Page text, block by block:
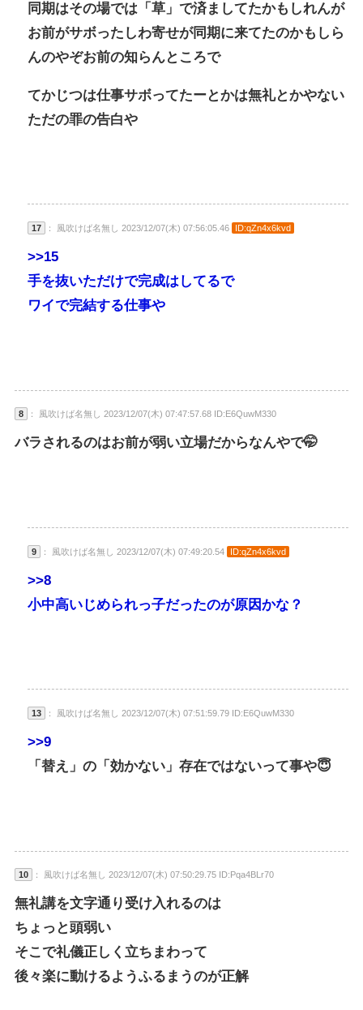
同期はその場では「草」で済ましてたかもしれんが
お前がサボったしわ寄せが同期に来てたのかもしら
んのやぞお前の知らんところで
てかじつは仕事サボってたーとかは無礼とかやない
ただの罪の告白や
17 ： 風吹けば名無し 2023/12/07(木) 07:56:05.46 ID:qZn4x6kvd
>>15
手を抜いただけで完成はしてるで
ワイで完結する仕事や
8 ： 風吹けば名無し 2023/12/07(木) 07:47:57.68 ID:E6QuwM330
バラされるのはお前が弱い立場だからなんやで🤭
9 ： 風吹けば名無し 2023/12/07(木) 07:49:20.54 ID:qZn4x6kvd
>>8
小中高いじめられっ子だったのが原因かな？
13 ： 風吹けば名無し 2023/12/07(木) 07:51:59.79 ID:E6QuwM330
>>9
「替え」の「効かない」存在ではないって事や😇
10 ： 風吹けば名無し 2023/12/07(木) 07:50:29.75 ID:Pqa4BLr70
無礼講を文字通り受け入れるのは
ちょっと頭弱い
そこで礼儀正しく立ちまわって
後々楽に動けるようふるまうのが正解